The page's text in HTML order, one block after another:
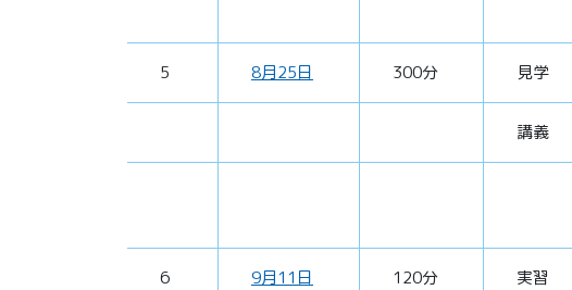
5 8月25日 300分 見学
講義
6 9月11日 120分 実習